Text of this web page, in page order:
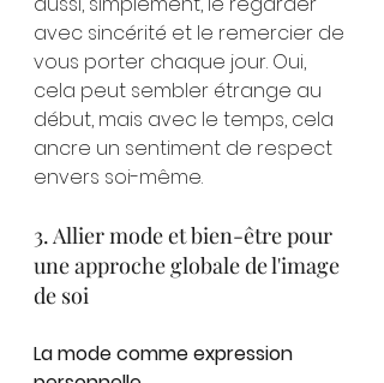
avec sincérité et le remercier de
vous porter chaque jour. Oui,
cela peut sembler étrange au
début, mais avec le temps, cela
ancre un sentiment de respect
envers soi-même.
3. Allier mode et bien-être pour
une approche globale de l'image
de soi
La mode comme expression